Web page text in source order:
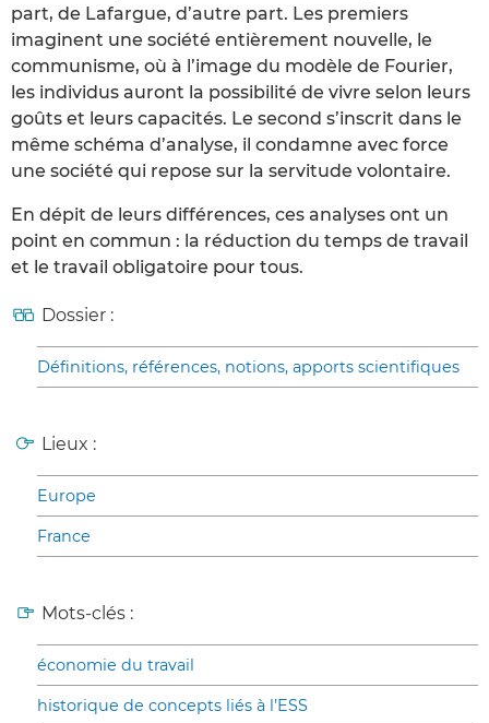
part, de Lafargue, d’autre part. Les premiers
imaginent une société entièrement nouvelle, le
communisme, où à l’image du modèle de Fourier,
les individus auront la possibilité de vivre selon leurs
goûts et leurs capacités. Le second s’inscrit dans le
même schéma d’analyse, il condamne avec force
une société qui repose sur la servitude volontaire.
En dépit de leurs différences, ces analyses ont un
point en commun : la réduction du temps de travail
et le travail obligatoire pour tous.
Dossier :
Définitions, références, notions, apports scientifiques
Lieux :
Europe
France
Mots-clés :
économie du travail
historique de concepts liés à l’ESS